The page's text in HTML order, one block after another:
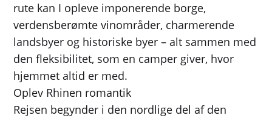
rute kan I opleve imponerende borge,
verdensberømte vinområder, charmerende
landsbyer og historiske byer – alt sammen med
den fleksibilitet, som en camper giver, hvor
hjemmet altid er med.
Oplev Rhinen romantik
Rejsen begynder i den nordlige del af den